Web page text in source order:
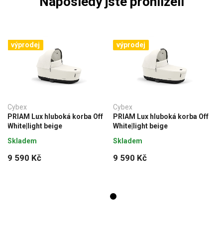
výprodej
Cybex
PRIAM Lux hluboká korba Off
White|light beige
9 590 Kč
Skladem
výprodej
Cybex
PRIAM Lux hluboká korba Off
White|light beige
9 590 Kč
Skladem